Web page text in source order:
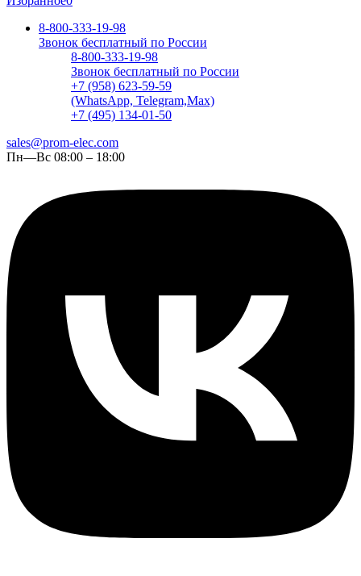
8-800-333-19-98
Звонок бесплатный по России
8-800-333-19-98
Звонок бесплатный по России
+7 (958) 623-59-59
(WhatsApp, Telegram,Max)
+7 (495) 134-01-50
sales@prom-elec.com
Пн—Вс 08:00 – 18:00